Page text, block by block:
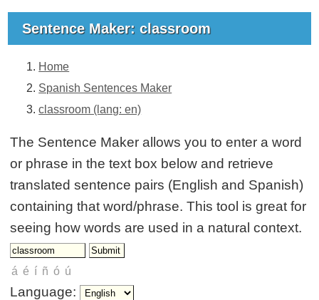
Sentence Maker: classroom
Home
Spanish Sentences Maker
classroom (lang: en)
The Sentence Maker allows you to enter a word
or phrase in the text box below and retrieve
translated sentence pairs (English and Spanish)
containing that word/phrase. This tool is great for
seeing how words are used in a natural context.
Language: